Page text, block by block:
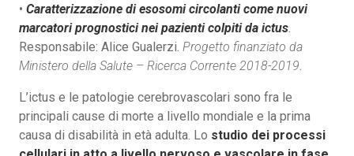
• Caratterizzazione di esosomi circolanti come nuovi
marcatori prognostici nei pazienti colpiti da ictus
Responsabile: Alice Gualerzi. Progetto finanziato da
Ministero della Salute – Ricerca Corrente 2018-2019
L’ictus e le patologie cerebrovascolari sono fra le
principali cause di morte a livello mondiale e la prima
causa di disabilità in età adulta. Lo studio dei processi